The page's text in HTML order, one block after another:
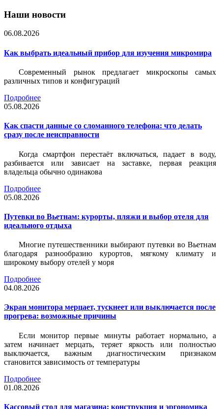
Наши новости
06.08.2026
Как выбрать идеальный прибор для изучения микромира
Современный рынок предлагает микроскопы самых
различных типов и конфигураций
Подробнее
05.08.2026
Как спасти данные со сломанного телефона: что делать
сразу после неисправности
Когда смартфон перестаёт включаться, падает в воду,
разбивается или зависает на заставке, первая реакция
владельца обычно одинакова
Подробнее
05.08.2026
Путевки во Вьетнам: курорты, пляжи и выбор отеля для
идеального отдыха
Многие путешественники выбирают путевки во Вьетнам
благодаря разнообразию курортов, мягкому климату и
широкому выбору отелей у моря
Подробнее
04.08.2026
Экран монитора мерцает, тускнеет или выключается после
прогрева: возможные причины
Если монитор первые минуты работает нормально, а
затем начинает мерцать, теряет яркость или полностью
выключается, важным диагностическим признаком
становится зависимость от температуры
Подробнее
01.08.2026
Кассовый стол для магазина: конструкция и эргономика